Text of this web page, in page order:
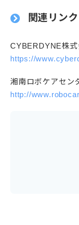
関連リンク
CYBERDYNE株式
https://
湘南ロボケアセン
http://